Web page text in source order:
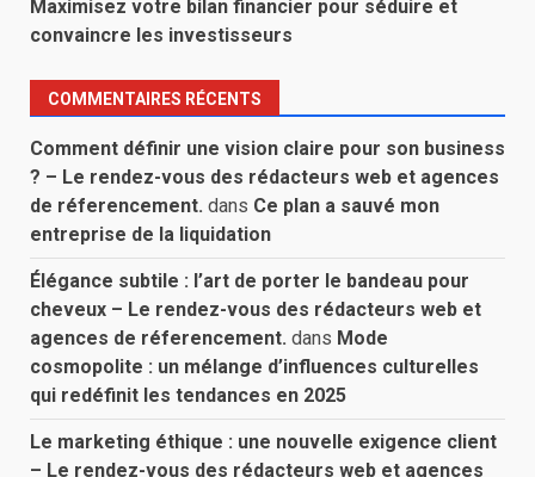
Maximisez votre bilan financier pour séduire et
convaincre les investisseurs
COMMENTAIRES RÉCENTS
Comment définir une vision claire pour son business
? – Le rendez-vous des rédacteurs web et agences
de réferencement. dans Ce plan a sauvé mon
entreprise de la liquidation
Élégance subtile : l’art de porter le bandeau pour
cheveux – Le rendez-vous des rédacteurs web et
agences de réferencement. dans Mode
cosmopolite : un mélange d’influences culturelles
qui redéfinit les tendances en 2025
Le marketing éthique : une nouvelle exigence client
– Le rendez-vous des rédacteurs web et agences